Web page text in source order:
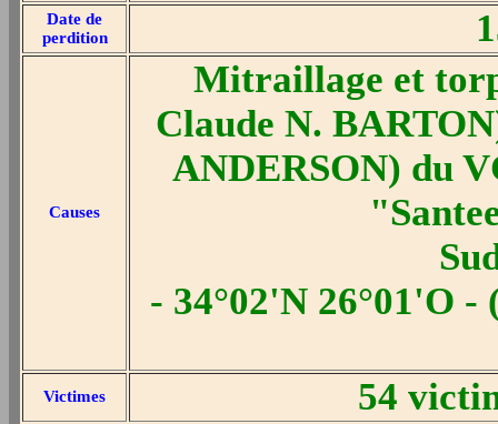
Date de
perdition
Causes
Mitraillage et
Claude N.
ANDERSON) du
- 34°02'N 26°01'O -
Victimes 54